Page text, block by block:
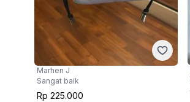
Marhen J
Sangat baik
Rp 225.000